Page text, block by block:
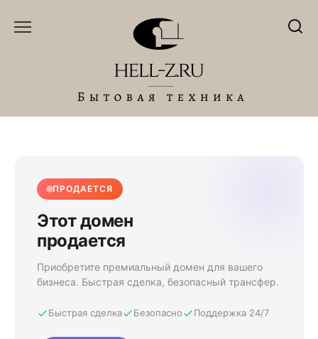
ПРОДАЕТСЯ
Этот домен
продается
Приобретите премиальный домен для вашего
бизнеса. Быстрая сделка, безопасный трансфер.
Быстрая сделка Безопасно Поддержка 24/7